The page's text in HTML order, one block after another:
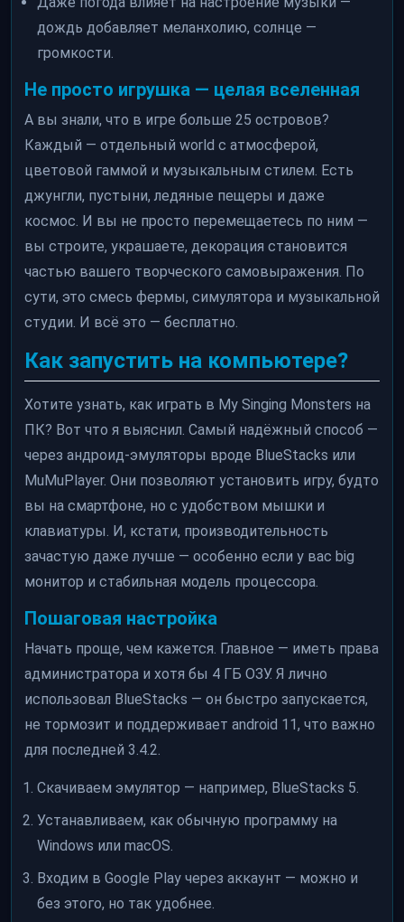
дождь добавляет меланхолию, солнце —
громкости.
Не просто игрушка — целая вселенная
А вы знали, что в игре больше 25 островов?
Каждый — отдельный world с атмосферой,
цветовой гаммой и музыкальным стилем. Есть
джунгли, пустыни, ледяные пещеры и даже
космос. И вы не просто перемещаетесь по ним —
вы строите, украшаете, декорация становится
частью вашего творческого самовыражения. По
сути, это смесь фермы, симулятора и музыкальной
студии. И всё это — бесплатно.
Как запустить на компьютере?
Хотите узнать, как играть в My Singing Monsters на
ПК? Вот что я выяснил. Самый надёжный способ —
через андроид-эмуляторы вроде BlueStacks или
MuMuPlayer. Они позволяют установить игру, будто
вы на смартфоне, но с удобством мышки и
клавиатуры. И, кстати, производительность
зачастую даже лучше — особенно если у вас big
монитор и стабильная модель процессора.
Пошаговая настройка
Начать проще, чем кажется. Главное — иметь права
администратора и хотя бы 4 ГБ ОЗУ. Я лично
использовал BlueStacks — он быстро запускается,
не тормозит и поддерживает android 11, что важно
для последней 3.4.2.
Скачиваем эмулятор — например, BlueStacks 5.
Устанавливаем, как обычную программу на
Windows или macOS.
Входим в Google Play через аккаунт — можно и
без этого, но так удобнее.